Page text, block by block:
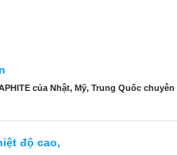
của Nhật, Mỹ, Trung Quốc
độ cao,